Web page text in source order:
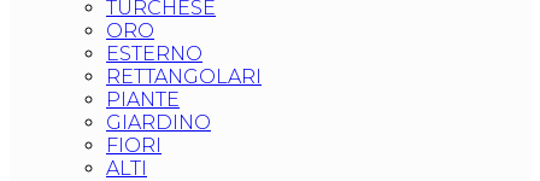
TURCHESE
ORO
ESTERNO
RETTANGOLARI
PIANTE
GIARDINO
FIORI
ALTI